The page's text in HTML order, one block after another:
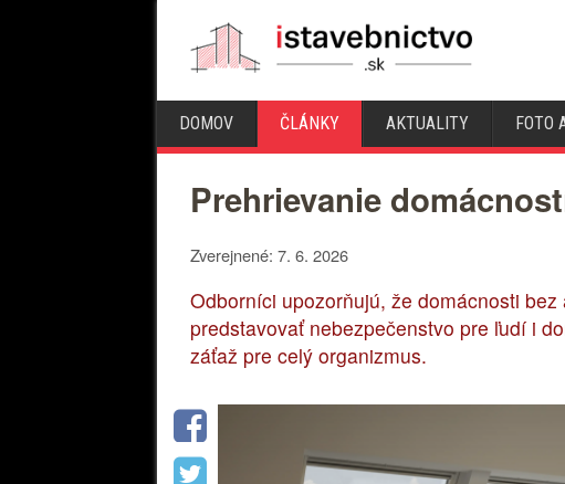
DOMOV ČLÁNKY AKTUALITY FOTO
Prehrievanie
Zverejnené: 7. 6. 2026
Odborníci upozorňujú, že domácnosti
predstavovať nebezpečenstvo pre ľudí i
záťaž pre celý organizmus.